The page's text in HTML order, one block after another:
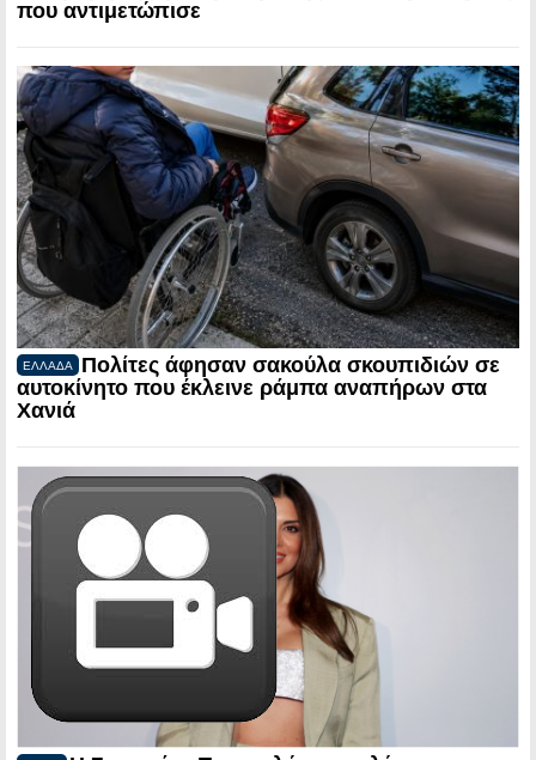
που αντιμετώπισε
ΕΛΛΑΔΑ
Πολίτες άφησαν σακούλα σκουπιδιών σε
αυτοκίνητο που έκλεινε ράμπα αναπήρων στα
Χανιά